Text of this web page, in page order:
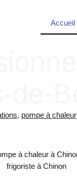
Accueil
, pompe à chaleur